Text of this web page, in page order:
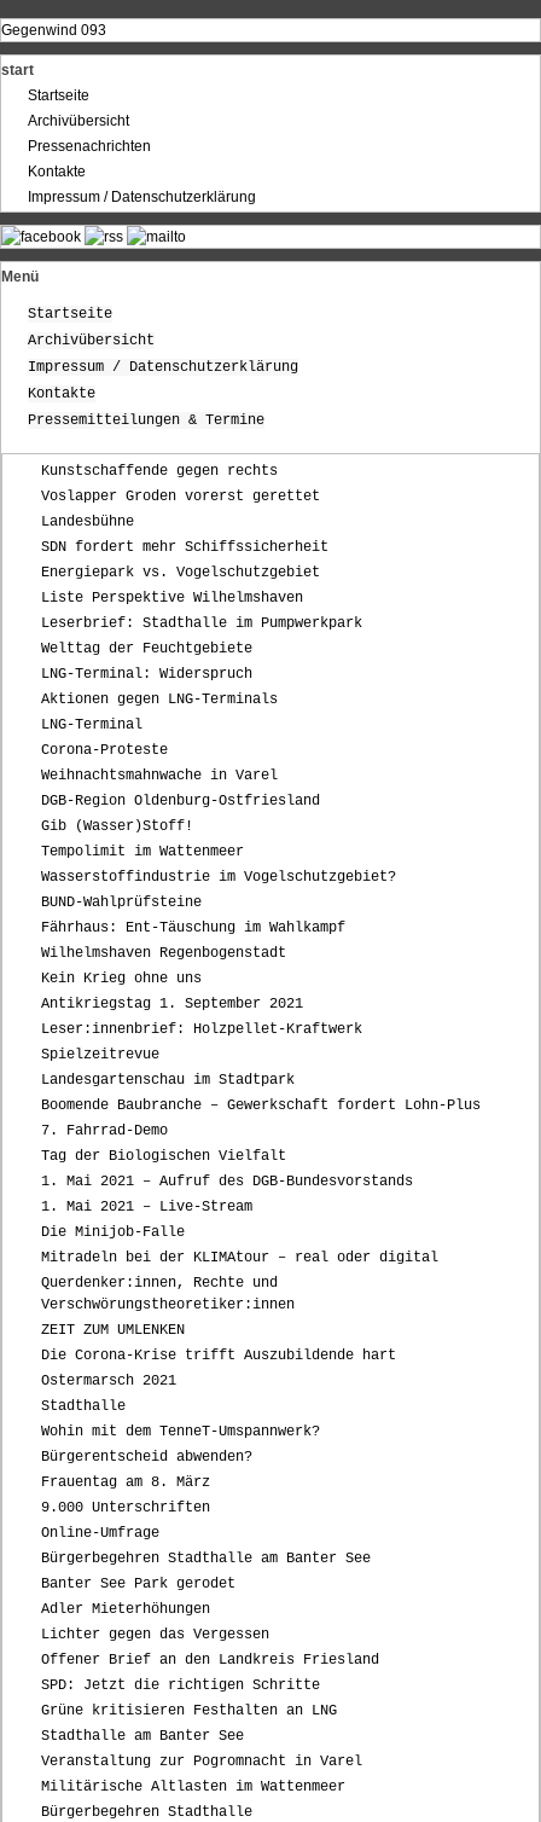
Gegenwind 093
start
Startseite
Archivübersicht
Pressenachrichten
Kontakte
Impressum / Datenschutzerklärung
Menü
Startseite
Archivübersicht
Impressum / Datenschutzerklärung
Kontakte
Pressemitteilungen & Termine
Kunstschaffende gegen rechts
Voslapper Groden vorerst gerettet
Landesbühne
SDN fordert mehr Schiffssicherheit
Energiepark vs. Vogelschutzgebiet
Liste Perspektive Wilhelmshaven
Leserbrief: Stadthalle im Pumpwerkpark
Welttag der Feuchtgebiete
LNG-Terminal: Widerspruch
Aktionen gegen LNG-Terminals
LNG-Terminal
Corona-Proteste
Weihnachtsmahnwache in Varel
DGB-Region Oldenburg-Ostfriesland
Gib (Wasser)Stoff!
Tempolimit im Wattenmeer
Wasserstoffindustrie im Vogelschutzgebiet?
BUND-Wahlprüfsteine
Fährhaus: Ent-Täuschung im Wahlkampf
Wilhelmshaven Regenbogenstadt
Kein Krieg ohne uns
Antikriegstag 1. September 2021
Leser:innenbrief: Holzpellet-Kraftwerk
Spielzeitrevue
Landesgartenschau im Stadtpark
Boomende Baubranche – Gewerkschaft fordert Lohn-Plus
7. Fahrrad-Demo
Tag der Biologischen Vielfalt
1. Mai 2021 – Aufruf des DGB-Bundesvorstands
1. Mai 2021 – Live-Stream
Die Minijob-Falle
Mitradeln bei der KLIMAtour – real oder digital
Querdenker:innen, Rechte und
Verschwörungstheoretiker:innen
ZEIT ZUM UMLENKEN
Die Corona-Krise trifft Auszubildende hart
Ostermarsch 2021
Stadthalle
Wohin mit dem TenneT-Umspannwerk?
Bürgerentscheid abwenden?
Frauentag am 8. März
9.000 Unterschriften
Online-Umfrage
Bürgerbegehren Stadthalle am Banter See
Banter See Park gerodet
Adler Mieterhöhungen
Lichter gegen das Vergessen
Offener Brief an den Landkreis Friesland
SPD: Jetzt die richtigen Schritte
Grüne kritisieren Festhalten an LNG
Stadthalle am Banter See
Veranstaltung zur Pogromnacht in Varel
Militärische Altlasten im Wattenmeer
Bürgerbegehren Stadthalle